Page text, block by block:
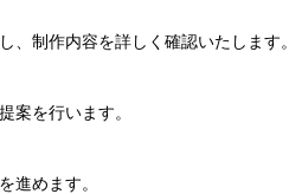
、制作内容を詳しく確認いたします。
案を行います。
進めます。